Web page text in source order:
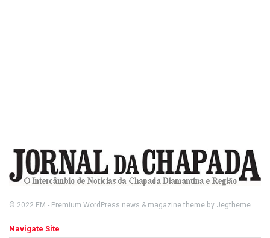
© 2022 FM - Premium WordPress news & magazine theme by Jegtheme.
Navigate Site